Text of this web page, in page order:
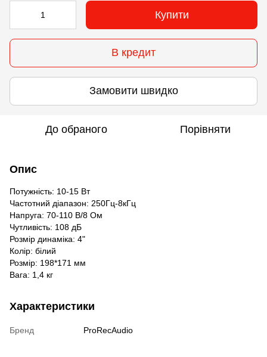
Купити
В кредит
Замовити швидко
До обраного Порівняти
Опис
Потужність: 10-15 Вт
Частотний діапазон: 250Гц-8кГц
Напруга: 70-110 В/8 Ом
Чутливість: 108 дБ
Розмір динаміка: 4"
Колір: білий
Розмір: 198*171 мм
Вага: 1,4 кг
Характеристики
Бренд ProRecAudio